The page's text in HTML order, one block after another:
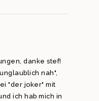
danke stef!
nah",
"der joker" mit
ich hab mich in